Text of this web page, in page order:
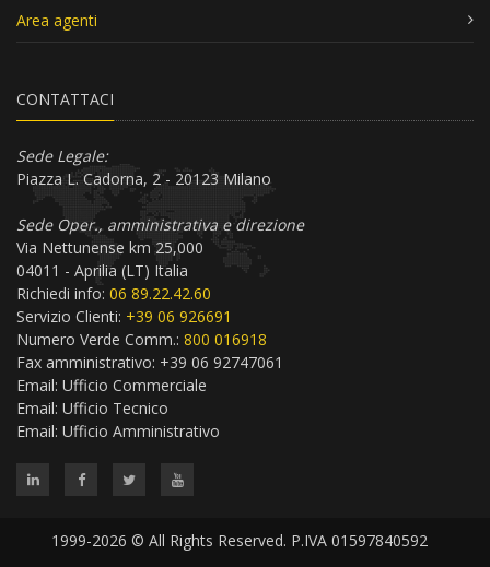
Area agenti
CONTATTACI
Sede Legale:
Piazza L. Cadorna, 2 - 20123 Milano
Sede Oper., amministrativa e direzione
Via Nettunense km 25,000
04011 - Aprilia (LT) Italia
Richiedi info: 06 89.22.42.60
Servizio Clienti: +39 06 926691
Numero Verde Comm.: 800 016918
Fax amministrativo: +39 06 92747061
Email: Ufficio Commerciale
Email: Ufficio Tecnico
Email: Ufficio Amministrativo
1999-2026 © All Rights Reserved. P.IVA 01597840592